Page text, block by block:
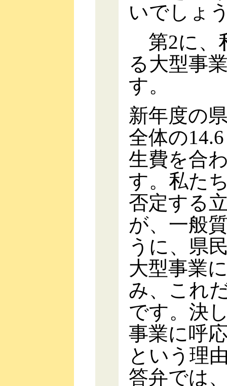
いでしょ
第2に、
る大型事
す。
新年度の
全体の
生費を合
す。私た
否定する
が、一般
うに、県
大型事業
み、これ
です。決
事業に呼
という理
答弁では